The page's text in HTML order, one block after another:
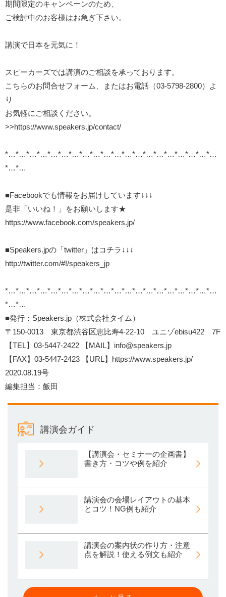
期間限定のキャンペーンのため、
ご検討中のお客様はお急ぎ下さい。
講演で日本を元気に！
スピーカーズでは講演のご相談を承っております。
こちらのお問合せフォーム、またはお電話（03-5798-2800）よ
り
お気軽にご相談ください。
>>https://www.speakers.jp/contact/
*…*…*…*…*…*…*…*…*…*…*…*…*…*…*…*…*…*…*…*…
*…*…
■Facebookでも情報をお届けしています↓↓↓
是非「いいね！」をお願いします★
https://www.facebook.com/speakers.jp/
■Speakers.jpの「twitter」はコチラ↓↓↓
http://twitter.com/#!/speakers_jp
*…*…*…*…*…*…*…*…*…*…*…*…*…*…*…*…*…*…*…*…
*…*…
■発行：Speakers.jp（株式会社タイム）
〒150-0013 東京都渋谷区恵比寿4-22-10 ユニゾebisu422 7F
【TEL】03-5447-2422 【MAIL】info@speakers.jp
【FAX】03-5447-2423 【URL】 https://www.speakers.jp/
2020.08.19号
編集担当：飯田
講演会ガイド
【講演会・セミナーの企画書】
書き方・コツや例を紹介
講演会の会場レイアウトの基本
とコツ！NG例も紹介
講演会の案内状の作り方・注意
点を解説！使える例文も紹介